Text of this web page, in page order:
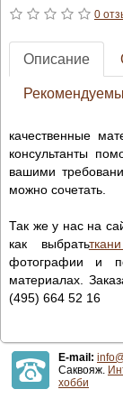
0
Описание
качественные
консультанты
вашими
можно сочетать.
Так же у нас на
как выбрать
фотографии и
материалах.
(495) 664 52 16
E-mail:
Саквояж.
хобби